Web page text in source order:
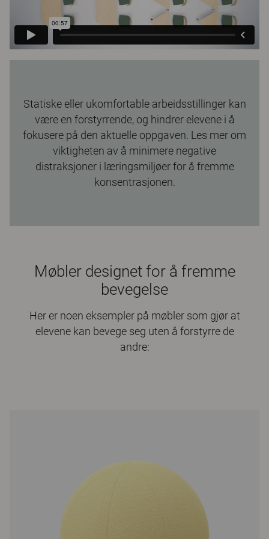
Statiske eller ukomfortable arbeidsstillinger kan
være en forstyrrende, og hindrer elevene i å
fokusere på den aktuelle oppgaven. Les mer om
viktigheten av å minimere negative
distraksjoner i læringsmiljøer for å fremme
konsentrasjonen.
Møbler designet for å fremme
bevegelse
Her er noen eksempler på møbler som gjør at
elevene kan bevege seg uten å forstyrre de
andre: